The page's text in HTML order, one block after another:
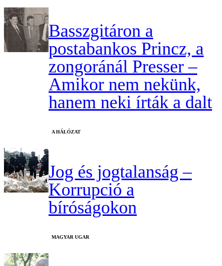
Basszgitáron a
postabankos Princz, a
zongoránál Presser –
Amikor nem nekünk,
hanem neki írták a dalt
A HÁLÓZAT
Jog és jogtalanság –
Korrupció a
bíróságokon
MAGYAR UGAR